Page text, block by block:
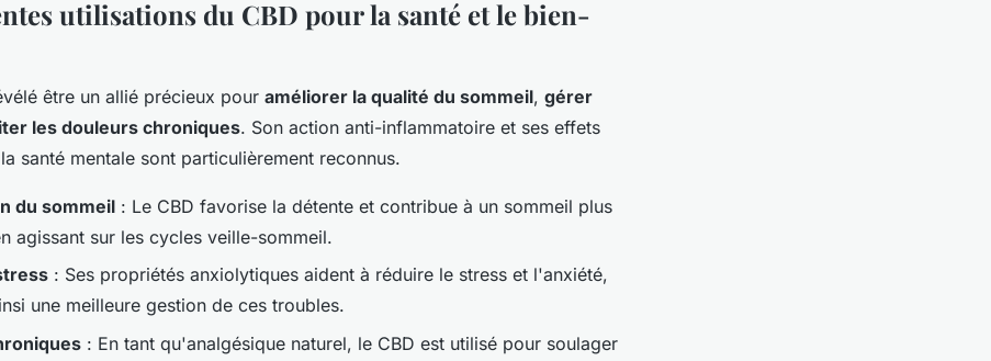
utilisations du CBD pour la santé et le bien-
être un allié précieux pour améliorer la qualité du sommeil, gérer
les douleurs chroniques. Son action anti-inflammatoire et ses effets
santé mentale sont particulièrement reconnus.
du sommeil : Le CBD favorise la détente et contribue à un sommeil plus
agissant sur les cycles veille-sommeil.
: Ses propriétés anxiolytiques aident à réduire le stress et l'anxiété,
une meilleure gestion de ces troubles.
: En tant qu'analgésique naturel, le CBD est utilisé pour soulager